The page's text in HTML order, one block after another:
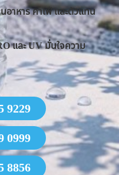
อาหาร คาเฟ่ และตัวแทน
และ UV มั่นใจความ
9229
0999
8856